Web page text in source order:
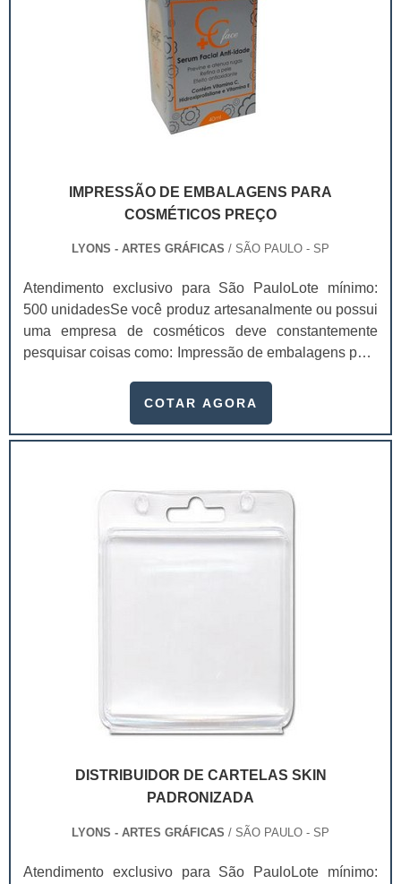
IMPRESSÃO DE EMBALAGENS PARA
COSMÉTICOS PREÇO
LYONS - ARTES GRÁFICAS / SÃO PAULO - SP
Atendimento exclusivo para São PauloLote mínimo:
500 unidadesSe você produz artesanalmente ou possui
uma empresa de cosméticos deve constantemente
pesquisar coisas como: Impressão de embalagens para
um investimento necessário para quem está no
extremamente competitivo, assim, as embalagens
COTAR AGORA
DISTRIBUIDOR DE CARTELAS SKIN
PADRONIZADA
LYONS - ARTES GRÁFICAS / SÃO PAULO - SP
Atendimento exclusivo para São PauloLote mínimo: